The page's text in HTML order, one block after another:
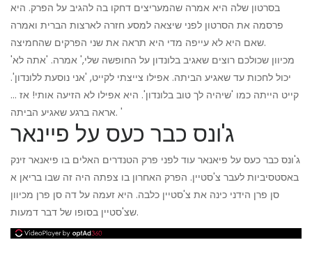
בסרטון שלה היא אמרה שהמעריצים דחקו בה להגיב על הפרק. היא
פרסמה את הסרטון לפני שיצאה למסע חזרה לארצות הברית ואמרה
שאם היא לא עייפה מדי היא תראה את שני הפרקים שהחמיצה.
'מכיוון שכולכם רוצים שאגיב בלונדון על החופשה שלי,' אמרה. 'אתה לא
יכול לחכות עד שאגיע הביתה. אפילו צייצתי לקייט, 'אני נוסעת ללונדון'.
קייט הייתה כמו 'שיהיה לך טוב בלונדון'. היא אפילו לא הזיעה אותי! אז ...
אראה ברגע שאגיע הביתה. '
ג'ונס כבר כעס על פיינאר
ג'ונס כבר כעס על פיאנאר עוד לפני פרק הטנדרים האלים בו פיאנאר זינק
באסטסיביות לעבר צ'סטיין. הפרק האחרון בו צפתה היה זה שבו בריאן א
סן פרן הידני כינה את צ'סטיין כלבה. היא זעמה על דה סן פרן מכיוון
שצ'סטיין בסופו של דבר דמעות.